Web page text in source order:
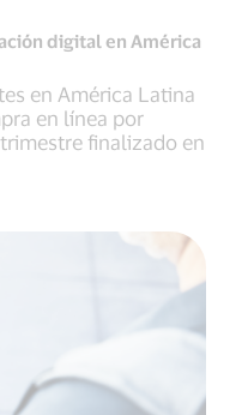
digital en América
en América Latina
en línea por
finalizado en